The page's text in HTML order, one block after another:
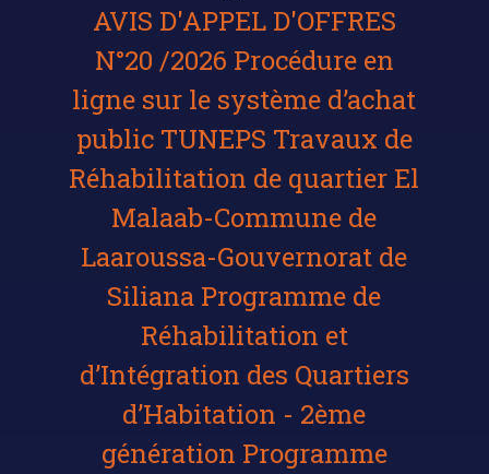
AVIS D'APPEL D'OFFRES
N°20 /2026 Procédure en
ligne sur le système d’achat
public TUNEPS Travaux de
Réhabilitation de quartier El
Malaab-Commune de
Laaroussa-Gouvernorat de
Siliana Programme de
Réhabilitation et
d’Intégration des Quartiers
d’Habitation - 2ème
génération Programme